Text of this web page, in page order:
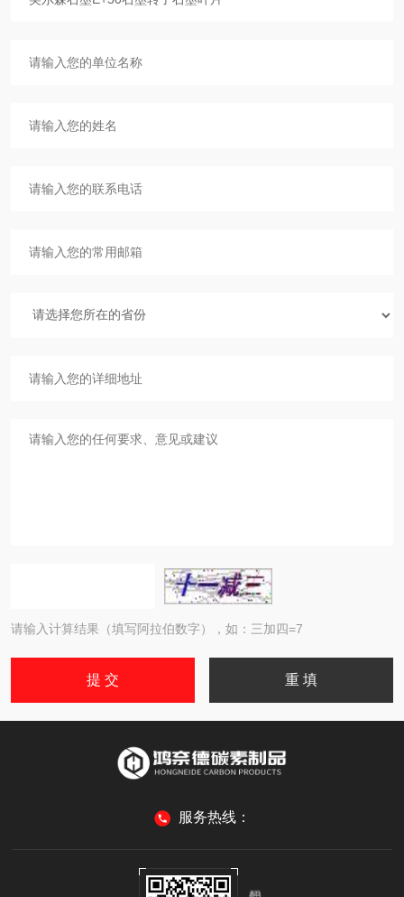
请输入计算结果（填写阿拉伯数字），如：三加四=7
服务热线：